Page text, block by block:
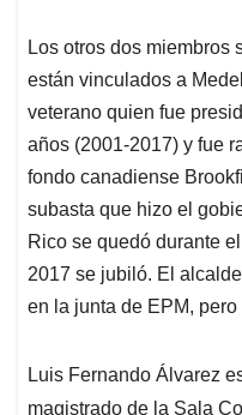
Los otros dos miembros
están vinculados a
veterano quien fue
años (2001-2017) y fue
fondo canadiense
subasta que hizo el
Rico se quedó durante
2017 se jubiló. El
en la junta de EPM,
Luis Fernando Álvarez
magistrado de la Sala